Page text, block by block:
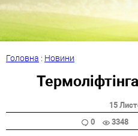
Головна : Новини
15
0
3348